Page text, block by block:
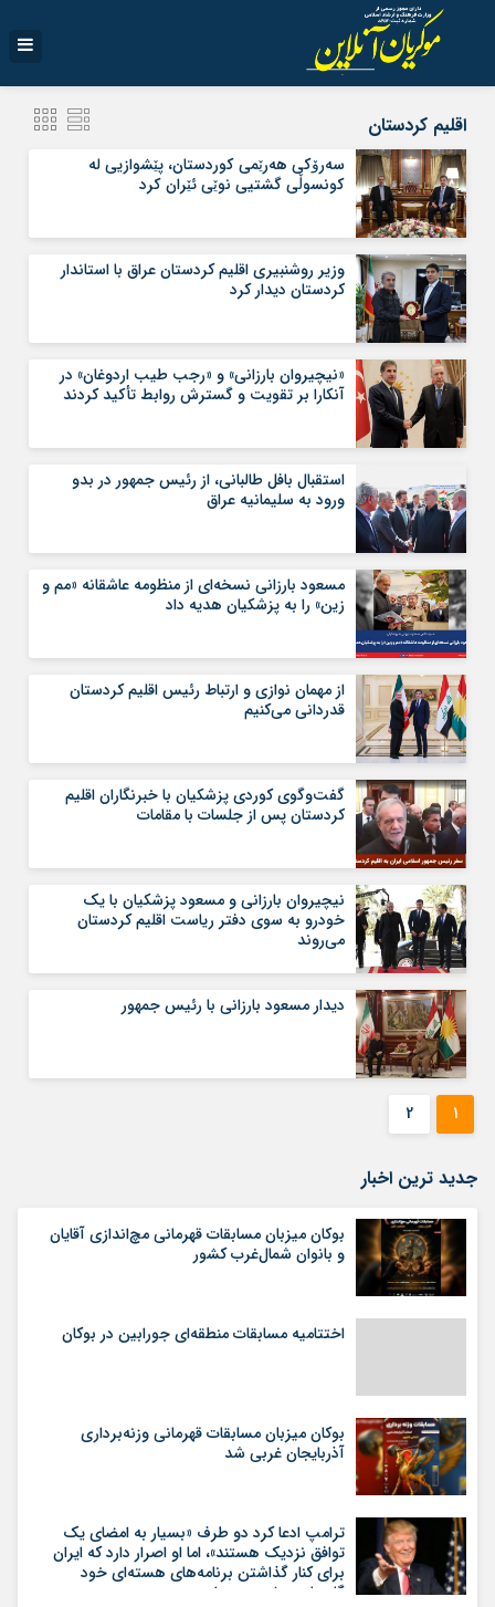
اقلیم کردستان
سه‌رۆكى هه‌رێمى كوردستان، پێشوازيى له‌
كونسوڵی گشتيى نوێى ئێران كرد
وزیر روشنبیری اقلیم کردستان عراق با استاندار
کردستان دیدار کرد
«نیچیروان بارزانی» و «رجب طیب اردوغان» در
آنکارا بر تقویت و گسترش روابط تأکید کردند
استقبال بافل طالبانی، از رئیس ‌جمهور در بدو
ورود به سلیمانیه عراق
مسعود بارزانی نسخه‌ای از منظومه عاشقانه «مم و
زین» را به پزشکیان هدیه داد
از مهمان نوازی و ارتباط رئیس اقلیم کردستان
قدردانی می‌کنیم
گفت‌وگوی کوردی پزشکیان با خبرنگاران اقلیم
کردستان پس از جلسات با مقامات
نیچیروان بارزانی و مسعود پزشکیان با یک
خودرو به سوی دفتر ریاست اقلیم کردستان
می‌روند
دیدار مسعود بارزانی با رئیس جمهور
1
2
جدید ترین اخبار
بوکان میزبان مسابقات قهرمانی مچ‌اندازی آقایان
و بانوان شمال‌غرب کشور
اختتامیه مسابقات منطقه‌ای جورابین در بوکان
بوکان میزبان مسابقات قهرمانی وزنه‌برداری
آذربایجان غربی شد
ترامپ ادعا کرد دو طرف «بسیار به امضای یک
توافق نزدیک هستند»، اما او اصرار دارد که ایران
برای کنار گذاشتن برنامه‌های هسته‌ای خود
گام‌های بیشتری بردارد